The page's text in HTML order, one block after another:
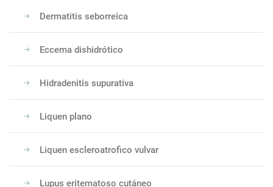
Dermatitis seborreica
Eccema dishidrótico
Hidradenitis supurativa
Liquen plano
Liquen escleroatrofico vulvar
Lupus eritematoso cutáneo